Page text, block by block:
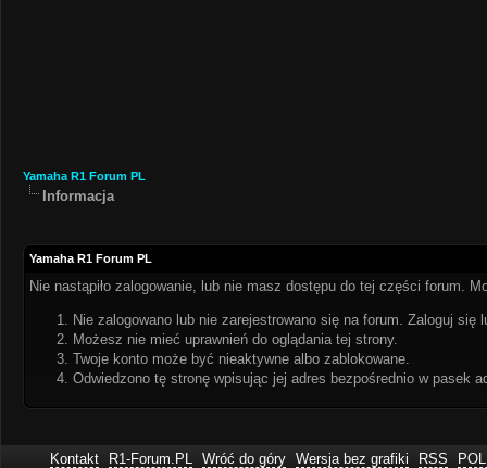
Yamaha R1 Forum PL
Informacja
Yamaha R1 Forum PL
Nie nastąpiło zalogowanie, lub nie masz dostępu do tej części forum.
Nie zalogowano lub nie zarejestrowano się na forum. Zaloguj się
Możesz nie mieć uprawnień do oglądania tej strony.
Twoje konto może być nieaktywne albo zablokowane.
Odwiedzono tę stronę wpisując jej adres bezpośrednio w pasek
Kontakt R1-Forum.PL Wróć do góry Wersja bez grafiki RSS